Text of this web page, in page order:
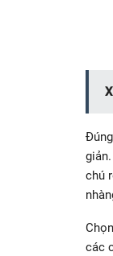
chú
các